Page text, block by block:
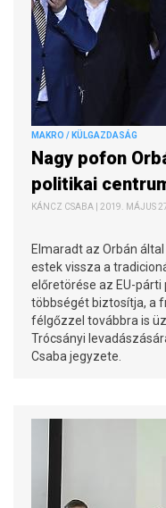
MAKRO / KÜLGAZDASÁG
Nagy pofon
politikai
KÁNCZ CSABA | 2019. MÁJUS
Elmaradt az Orbán
estek vissza a
előretörése az EU-
többségét biztosítja, a
félgőzzel továbbra is
Trócsányi
Csaba jegyzete.